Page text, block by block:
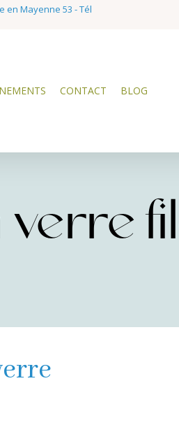
en Mayenne 53 - Tél
CONTACT BLOG